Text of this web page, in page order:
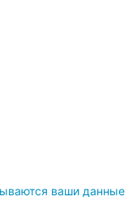
ваши данные